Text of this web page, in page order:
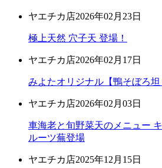
ヤエチカ店2026年02月23日
極上天然 穴子天 登場！
ヤエチカ店2026年02月17日
みよたオリジナル【鴨そぼろ坦
ヤエチカ店2026年02月03日
車海老と旬野菜天のメニュー
ルーツ蕪登場
ヤエチカ店2025年12月15日